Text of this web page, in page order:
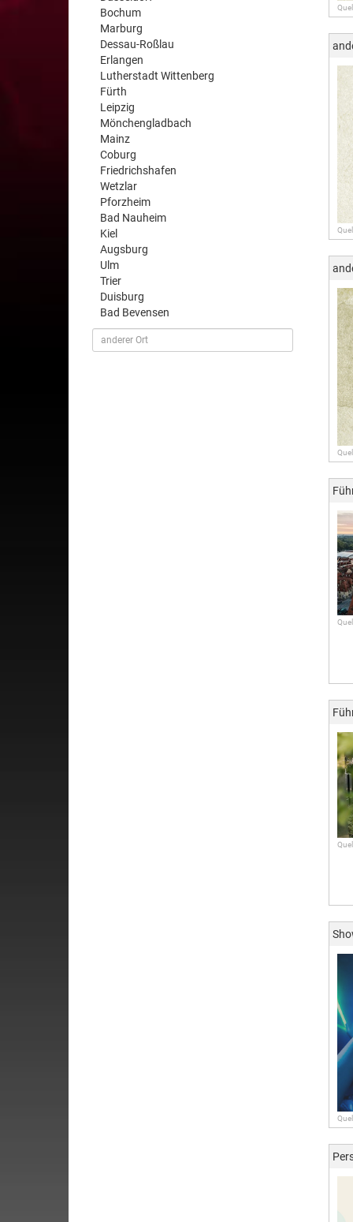
Bochum
Marburg
Dessau-Roßlau
Erlangen
Lutherstadt Wittenberg
Fürth
Leipzig
Mönchengladbach
Mainz
Coburg
Friedrichshafen
Wetzlar
Pforzheim
Bad Nauheim
Kiel
Augsburg
Ulm
Trier
Duisburg
Bad Bevensen